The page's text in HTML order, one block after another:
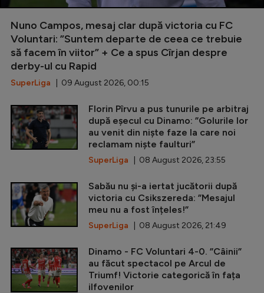
Nuno Campos, mesaj clar după victoria cu FC
Voluntari: ”Suntem departe de ceea ce trebuie
să facem în viitor” + Ce a spus Cîrjan despre
derby-ul cu Rapid
SuperLiga | 09 August 2026, 00:15
Florin Pîrvu a pus tunurile pe arbitraj
după eșecul cu Dinamo: ”Golurile lor
au venit din niște faze la care noi
reclamam niște faulturi”
SuperLiga | 08 August 2026, 23:55
Sabău nu și-a iertat jucătorii după
victoria cu Csikszereda: ”Mesajul
meu nu a fost înțeles!”
SuperLiga | 08 August 2026, 21:49
Dinamo - FC Voluntari 4-0. ”Câinii”
au făcut spectacol pe Arcul de
Triumf! Victorie categorică în fața
ilfovenilor